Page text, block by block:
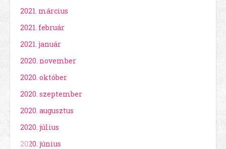
2021. március
2021. február
2021. január
2020. november
2020. október
2020. szeptember
2020. augusztus
2020. július
2020. június